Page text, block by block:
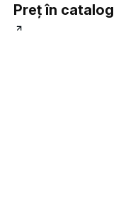
Preț în catalog